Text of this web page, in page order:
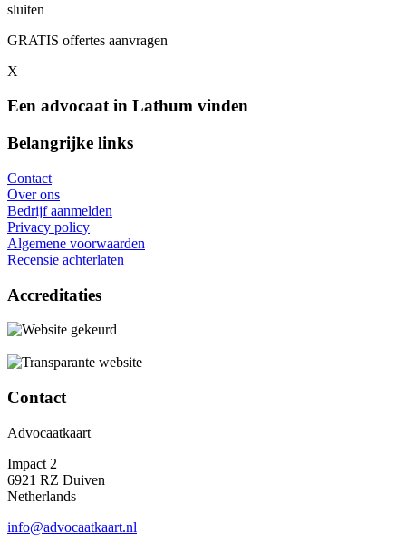
sluiten
GRATIS offertes aanvragen
X
Een advocaat in Lathum vinden
Belangrijke links
Contact
Over ons
Bedrijf aanmelden
Privacy policy
Algemene voorwaarden
Recensie achterlaten
Accreditaties
Contact
Advocaatkaart
Impact 2
6921 RZ Duiven
Netherlands
info@advocaatkaart.nl